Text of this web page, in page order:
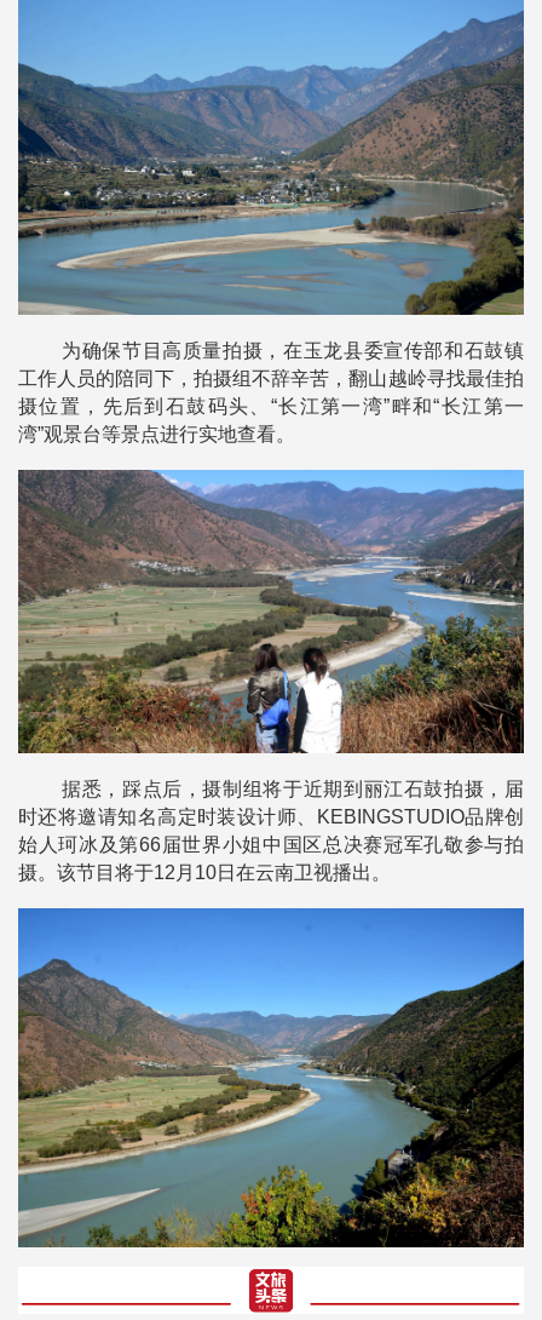
为确保节目高质量拍摄，在玉龙县委宣传部和石鼓镇
工作人员的陪同下，拍摄组不辞辛苦，翻山越岭寻找最佳拍
摄位置，先后到石鼓码头、“长江第一湾”畔和“长江第一
湾”观景台等景点进行实地查看。
据悉，踩点后，摄制组将于近期到丽江石鼓拍摄，届
时还将邀请知名高定时装设计师、KEBINGSTUDIO品牌创
始人珂冰及第66届世界小姐中国区总决赛冠军孔敬参与拍
摄。该节目将于12月10日在云南卫视播出。